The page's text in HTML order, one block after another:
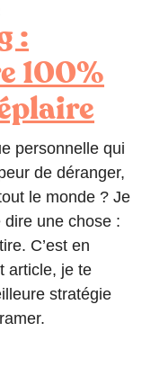
:
100%
personnelle qui
de déranger,
le monde ? Je
une chose :
C’est en
article, je te
stratégie